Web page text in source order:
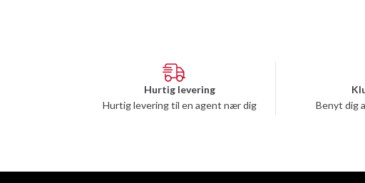
Hurtig levering
Hurtig levering til en agent nær dig
Benyt dig